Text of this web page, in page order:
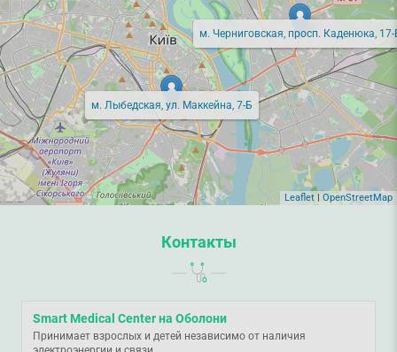
м. Лыбедская, ул. Маккейна, 7-Б
м. Черниговская, просп. Каденюка, 17-
Leaflet OpenStreetMap
Контакты
Smart Medical Center на Оболони
Принимает взрослых и детей независимо от наличия